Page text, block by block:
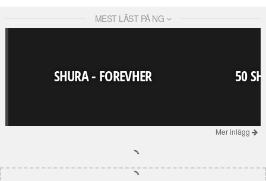
MEST LÄST PÅ NG
SHURA - FOREVHER 50
Mer inlägg